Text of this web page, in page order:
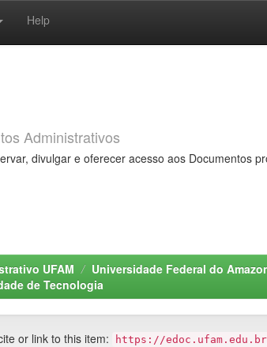
Help
Administrativos
divulgar e oferecer acesso aos Documentos
UFAM Universidade Federal do
de Tecnologia
or link to this item: https://